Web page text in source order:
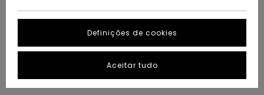
Definições de cookies
Aceitar tudo